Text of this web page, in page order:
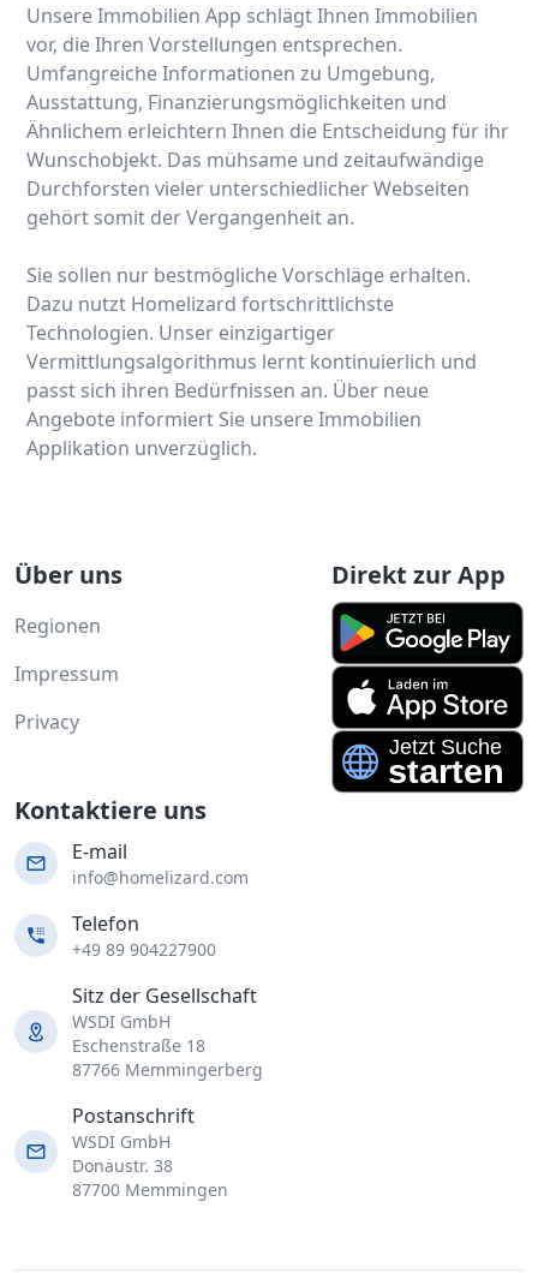
Unsere Immobilien App schlägt Ihnen Immobilien
vor, die Ihren Vorstellungen entsprechen.
Umfangreiche Informationen zu Umgebung,
Ausstattung, Finanzierungsmöglichkeiten und
Ähnlichem erleichtern Ihnen die Entscheidung für ihr
Wunschobjekt. Das mühsame und zeitaufwändige
Durchforsten vieler unterschiedlicher Webseiten
gehört somit der Vergangenheit an.
Sie sollen nur bestmögliche Vorschläge erhalten.
Dazu nutzt Homelizard fortschrittlichste
Technologien. Unser einzigartiger
Vermittlungsalgorithmus lernt kontinuierlich und
passt sich ihren Bedürfnissen an. Über neue
Angebote informiert Sie unsere Immobilien
Applikation unverzüglich.
Über uns
Regionen
Impressum
Privacy
Direkt zur App
Kontaktiere uns
E-mail
info@homelizard.com
Telefon
+49 89 904227900
Sitz der Gesellschaft
WSDI GmbH
Eschenstraße 18
87766 Memmingerberg
Postanschrift
WSDI GmbH
Donaustr. 38
87700 Memmingen